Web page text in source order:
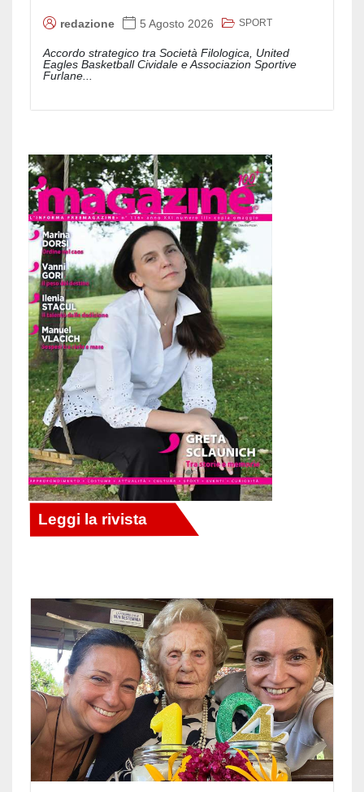
redazione 5 Agosto 2026 SPORT
Accordo strategico tra Società Filologica, United
Eagles Basketball Cividale e Associazion Sportive
Furlane...